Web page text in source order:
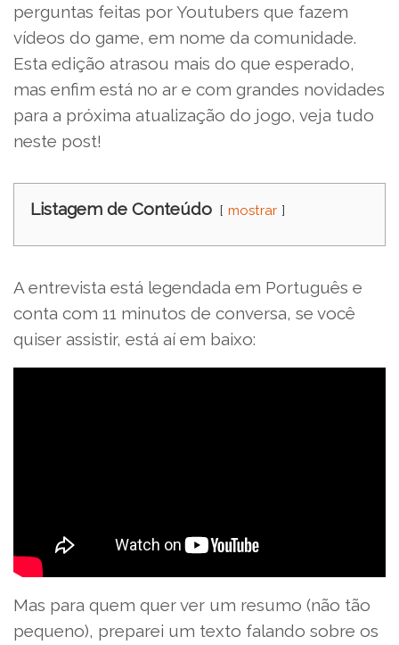
perguntas feitas por Youtubers que fazem
vídeos do game, em nome da comunidade.
Esta edição atrasou mais do que esperado,
mas enfim está no ar e com grandes novidades
para a próxima atualização do jogo, veja tudo
neste post!
Listagem de Conteúdo mostrar
A entrevista está legendada em Português e
conta com 11 minutos de conversa, se você
quiser assistir, está aí em baixo:
Mas para quem quer ver um resumo (não tão
pequeno), preparei um texto falando sobre os